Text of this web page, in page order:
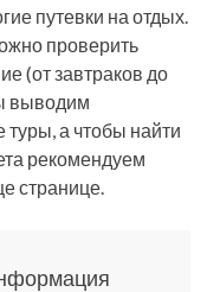
путевки на отдых.
проверить
(от завтраков до
выводим
а чтобы найти
рекомендуем
странице.